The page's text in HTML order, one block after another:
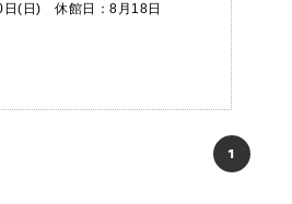
(日) 休館日：8月18日
1